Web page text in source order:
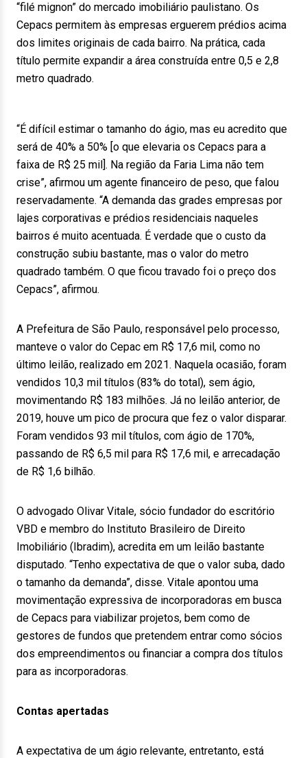
“filé mignon” do mercado imobiliário paulistano. Os
Cepacs permitem às empresas erguerem prédios acima
dos limites originais de cada bairro. Na prática, cada
título permite expandir a área construída entre 0,5 e 2,8
metro quadrado.
“É difícil estimar o tamanho do ágio, mas eu acredito que
será de 40% a 50% [o que elevaria os Cepacs para a
faixa de R$ 25 mil]. Na região da Faria Lima não tem
crise”, afirmou um agente financeiro de peso, que falou
reservadamente. “A demanda das grades empresas por
lajes corporativas e prédios residenciais naqueles
bairros é muito acentuada. É verdade que o custo da
construção subiu bastante, mas o valor do metro
quadrado também. O que ficou travado foi o preço dos
Cepacs”, afirmou.
A Prefeitura de São Paulo, responsável pelo processo,
manteve o valor do Cepac em R$ 17,6 mil, como no
último leilão, realizado em 2021. Naquela ocasião, foram
vendidos 10,3 mil títulos (83% do total), sem ágio,
movimentando R$ 183 milhões. Já no leilão anterior, de
2019, houve um pico de procura que fez o valor disparar.
Foram vendidos 93 mil títulos, com ágio de 170%,
passando de R$ 6,5 mil para R$ 17,6 mil, e arrecadação
de R$ 1,6 bilhão.
O advogado Olivar Vitale, sócio fundador do escritório
VBD e membro do Instituto Brasileiro de Direito
Imobiliário (Ibradim), acredita em um leilão bastante
disputado. “Tenho expectativa de que o valor suba, dado
o tamanho da demanda”, disse. Vitale apontou uma
movimentação expressiva de incorporadoras em busca
de Cepacs para viabilizar projetos, bem como de
gestores de fundos que pretendem entrar como sócios
dos empreendimentos ou financiar a compra dos títulos
para as incorporadoras.
Contas apertadas
A expectativa de um ágio relevante, entretanto, está